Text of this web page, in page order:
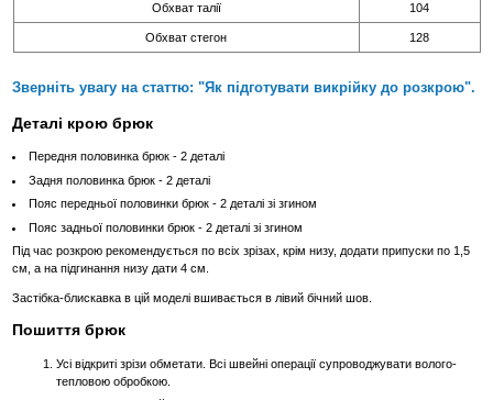
Обхват талії 104
Обхват стегон 128
Зверніть увагу на статтю: "Як підготувати викрійку до розкрою".
Деталі крою брюк
Передня половинка брюк - 2 деталі
Задня половинка брюк - 2 деталі
Пояс передньої половинки брюк - 2 деталі зі згином
Пояс задньої половинки брюк - 2 деталі зі згином
Під час розкрою рекомендується по всіх зрізах, крім низу, додати припуски по 1,5
см, а на підгинання низу дати 4 см.
Застібка-блискавка в цій моделі вшивається в лівий бічний шов.
Пошиття брюк
Усі відкриті зрізи обметати. Всі швейні операції супроводжувати волого-
тепловою обробкою.